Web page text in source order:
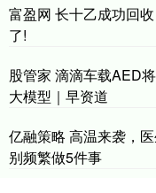
富盈网 长十乙成功回
了!
股管家 滴滴车载AED
大模型｜早资道
亿融策略 高温来袭，
别频繁做5件事